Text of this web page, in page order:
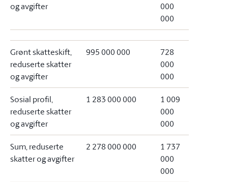
og avgifter
000
000
Grønt skatteskift,
reduserte skatter
og avgifter
995 000 000
728
000
000
Sosial profil,
reduserte skatter
og avgifter
1 283 000 000
1 009
000
000
Sum, reduserte
skatter og avgifter
2 278 000 000
1 737
000
000